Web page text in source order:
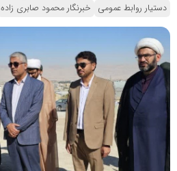
دستیار روابط عمومی خبرنگار محمود صابری زاده